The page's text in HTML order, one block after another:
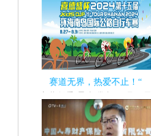
备战时...
赛道无界，热爱不止！“
晚,喜德盛杯2024环海南岛国际